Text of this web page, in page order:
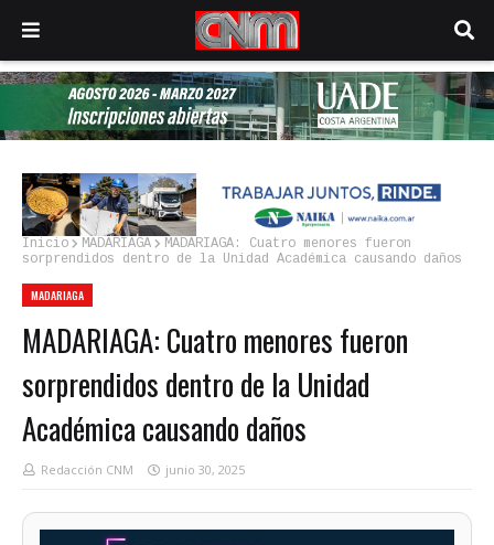
Inicio MADARIAGA
MADARIAGA: Cuatro menores fueron
sorprendidos dentro de la Unidad Académica causando daños
MADARIAGA
MADARIAGA: Cuatro menores fueron
sorprendidos dentro de la Unidad
Académica causando daños
Redacción CNM junio 30, 2025